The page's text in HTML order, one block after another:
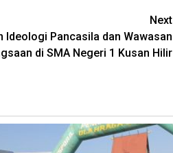
Next
Ideologi Pancasila dan Wawasan
di SMA Negeri 1 Kusan Hilir